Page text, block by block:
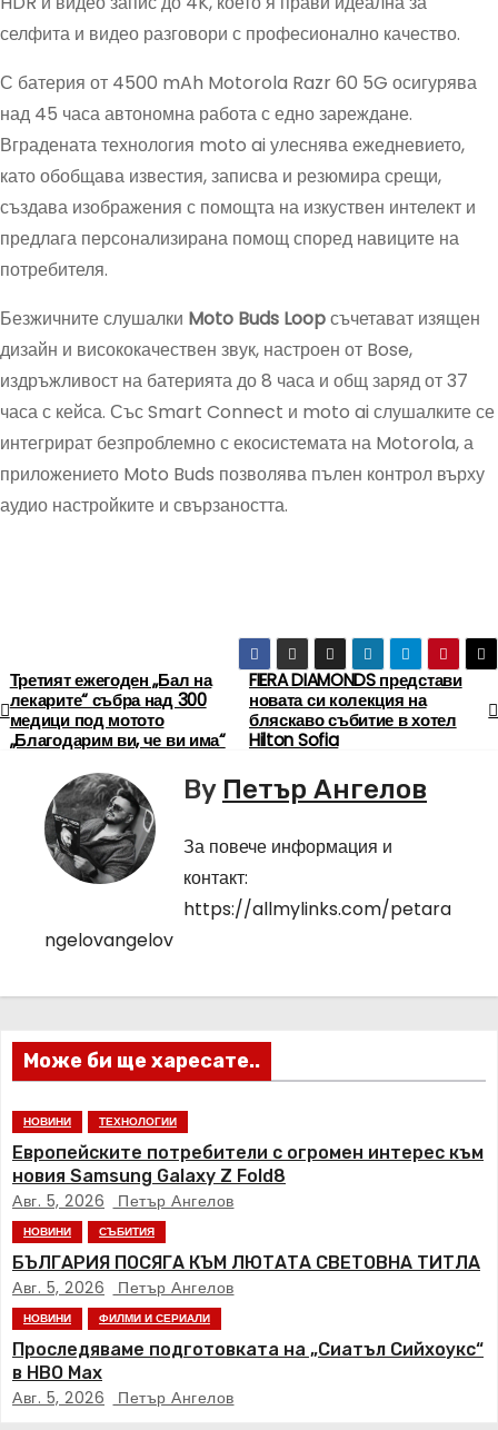
селфита и видео разговори с професионално качество.
С батерия от 4500 mAh Motorola Razr 60 5G осигурява
над 45 часа автономна работа с едно зареждане.
Вградената технология moto ai улеснява ежедневието,
като обобщава известия, записва и резюмира срещи,
създава изображения с помощта на изкуствен интелект и
предлага персонализирана помощ според навиците на
потребителя.
Безжичните слушалки Moto Buds Loopсъчетават изящен
дизайн и висококачествен звук, настроен от Bose,
издръжливост на батерията до 8 часа и общ заряд от 37
часа с кейса. Със Smart Connect и moto ai слушалките се
интегрират безпроблемно с екосистемата на Motorola, а
приложението Moto Buds позволява пълен контрол върху
аудио настройките и свързаността.
Н
а
FIERA DIAMONDS представи
новата си колекция на
бляскаво събитие в хотел
Hilton Sofia
Третият ежегоден „Бал на
лекарите“ събра над 300
медици под мотото
„Благодарим ви, че ви има“
By Петър Ангелов
За повече информация и
контакт:
https://allmylinks.com/petara
ngelovangelov
Може би ще харесате..
НОВИНИ ТЕХНОЛОГИИ
Европейските потребители с огромен интерес към
новия Samsung Galaxy Z Fold8
Авг. 5, 2026 Петър Ангелов
НОВИНИ СЪБИТИЯ
БЪЛГАРИЯ ПОСЯГА КЪМ ЛЮТАТА СВЕТОВНА ТИТЛА
Авг. 5, 2026 Петър Ангелов
НОВИНИ ФИЛМИ И СЕРИАЛИ
Проследяваме подготовката на „Сиатъл Сийхоукс“
в HBO Max
Авг. 5, 2026 Петър Ангелов